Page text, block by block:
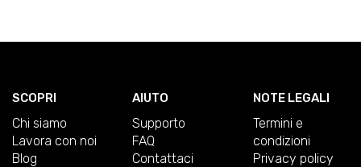
SCOPRI
Chi siamo
Lavora con noi
Blog
AIUTO
Supporto
FAQ
Contattaci
NOTE LEGALI
Termini e
condizioni
Privacy policy